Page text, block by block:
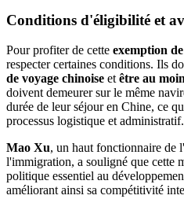
Conditions d'éligibilité et
Pour profiter de cette exemption
respecter certaines conditions. Ils
de voyage chinoise etêtre au
doivent demeurer sur le même
durée de leur séjour en Chine, ce
processus logistique et administratif.
Mao Xu, un haut fonctionnaire de
l'immigration, a souligné que cette
politique essentiel au
améliorant ainsi sa compétitivité